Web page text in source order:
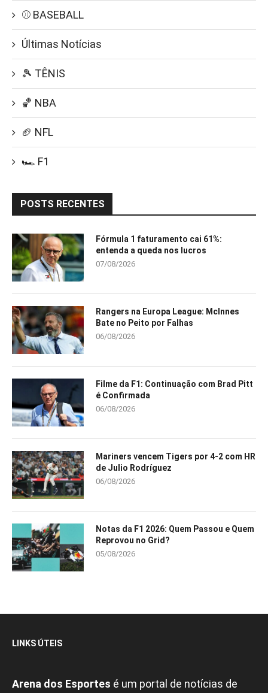
⚾ BASEBALL
Últimas Notícias
🎾 TÊNIS
🏀 NBA
🏈 NFL
🏎️ F1
POSTS RECENTES
Fórmula 1 faturamento cai 61%:
entenda a queda nos lucros
07/08/2026
Rangers na Europa League: McInnes
Bate no Peito por Falhas
06/08/2026
Filme da F1: Continuação com Brad Pitt
é Confirmada
06/08/2026
Mariners vencem Tigers por 4-2 com HR
de Julio Rodríguez
06/08/2026
Notas da F1 2026: Quem Passou e Quem
Reprovou no Grid?
05/08/2026
LINKS ÚTEIS
Arena dos Esportes é um portal de notícias de